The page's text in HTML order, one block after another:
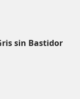
sin Bastidor